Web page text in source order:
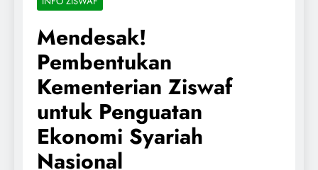
Mendesak!
Pembentukan
Kementerian Ziswaf
untuk Penguatan
Ekonomi Syariah
Nasional